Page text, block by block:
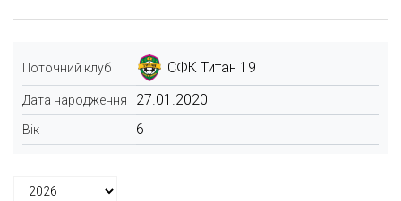
Поточний клуб СФК Титан 19
Дата народження 27.01.2020
Вік 6